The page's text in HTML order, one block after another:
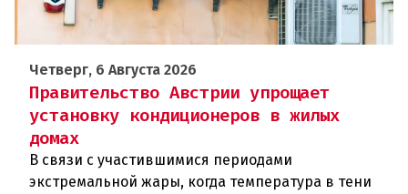
Четверг, 6 Августа 2026
Правительство Австрии упрощает
установку кондиционеров в жилых
домах
В связи с участившимися периодами
экстремальной жары, когда температура в тени